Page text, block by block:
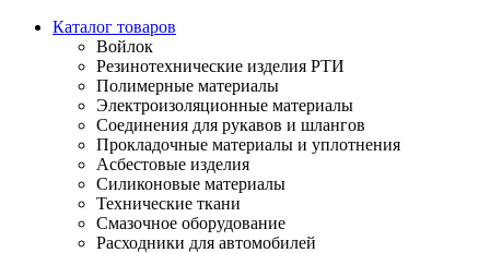
Каталог товаров
Войлок
Резинотехнические изделия РТИ
Полимерные материалы
Электроизоляционные материалы
Соединения для рукавов и шлангов
Прокладочные материалы и уплотнения
Асбестовые изделия
Силиконовые материалы
Технические ткани
Смазочное оборудование
Расходники для автомобилей